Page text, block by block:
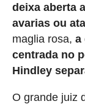
deixa aberta
avarias ou
maglia rosa, a
centrada no
Hindley
O grande juiz